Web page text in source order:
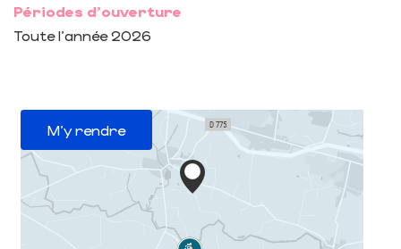
Périodes d'ouverture
Toute l'année 2026
M'y rendre